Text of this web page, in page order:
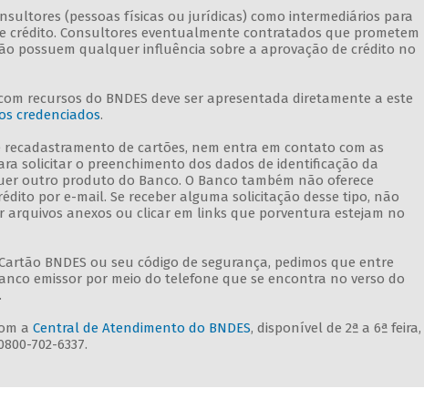
(pessoas físicas ou jurídicas) como intermediários para
crédito. Consultores eventualmente contratados que prometem
possuem qualquer influência sobre a aprovação de crédito no
recursos do BNDES deve ser apresentada diretamente a este
credenciados.
recadastramento de cartões, nem entra em contato com as
solicitar o preenchimento dos dados de identificação da
outro produto do Banco. O Banco também não oferece
por e-mail. Se receber alguma solicitação desse tipo, não
arquivos anexos ou clicar em links que porventura estejam no
BNDES ou seu código de segurança, pedimos que entre
emissor por meio do telefone que se encontra no verso do
a Central de Atendimento do BNDES, disponível de 2ª a 6ª feira,
702-6337.